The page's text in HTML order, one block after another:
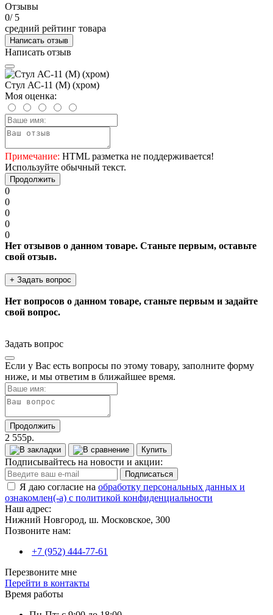
Отзывы
0/ 5
средний рейтинг товара
Написать отзыв
Написать отзыв
Стул АС-11 (М) (хром)
Моя оценка:
Примечание: HTML разметка не поддерживается!
Используйте обычный текст.
Продолжить
0
0
0
0
0
Нет отзывов о данном товаре. Станьте первым, оставьте
свой отзыв.
+ Задать вопрос
Нет вопросов о данном товаре, станьте первым и задайте
свой вопрос.
Задать вопрос
Если у Вас есть вопросы по этому товару, заполните форму
ниже, и мы ответим в ближайшее время.
Продолжить
2 555р.
Купить
Подписывайтесь на новости и акции:
Подписаться
Я даю согласие на обработку персональных данных и
ознакомлен(-а) с политикой конфиденциальности
Наш адрес:
Нижний Новгород, ш. Московское, 300
Позвоните нам:
+7 (952) 444-77-61
Перезвоните мне
Перейти в контакты
Время работы